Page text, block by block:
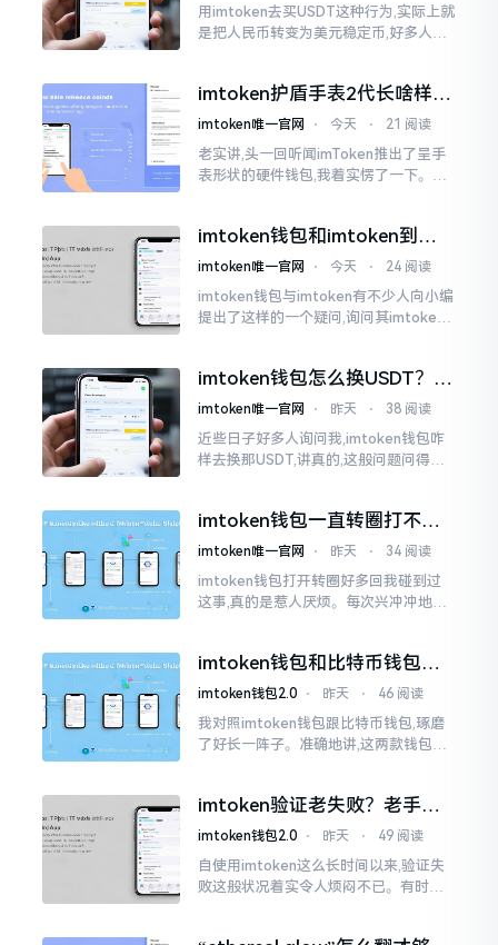
用imtoken去买USDT这种行为,实际上就
是把人民币转变为美元稳定币,好多人在
低的状况
imtoken护盾手表2代长啥样？
真实上手体验分享
imtoken唯一官网 ⋅ 今天 ⋅ 21 阅读
老实讲,头一回听闻imToken推出了呈手
表形状的硬件钱包,我着实愣了一下。在c
imtoken钱包和imtoken到底
是不是一回事？看完就懂了
imtoken唯一官网 ⋅ 今天 ⋅ 24 阅读
imtoken钱包与imtoken有不少人向小编
提出了这样的一个疑问,询问其imtoken
同一个物品
imtoken钱包怎么换USDT？这
几种方法你得知道
imtoken唯一官网 ⋅ 昨天 ⋅ 38 阅读
近些日子好多人询问我,imtoken钱包咋
样去换那USDT,讲真的,这般问题问得很
imtoken钱包一直转圈打不开
解决办法分享
imtoken唯一官网 ⋅ 昨天 ⋅ 34 阅读
imtoken钱包打开转圈好多回我碰到过
这事,真的是惹人厌烦。每次兴冲冲地开
大家说法不尽相同
imtoken钱包和比特币钱包，
谁更安全？老玩家来聊聊
imtoken钱包2.0 ⋅ 昨天 ⋅ 46 阅读
我对照imtoken钱包跟比特币钱包,琢磨
了好长一阵子。准确地讲,这两款钱包我
挺美观
imtoken验证老失败？老手教
你几招搞定
imtoken钱包2.0 ⋅ 昨天 ⋅ 49 阅读
自使用imtoken这么长时间以来,验证失
败这般状况着实令人烦闷不已。有时急